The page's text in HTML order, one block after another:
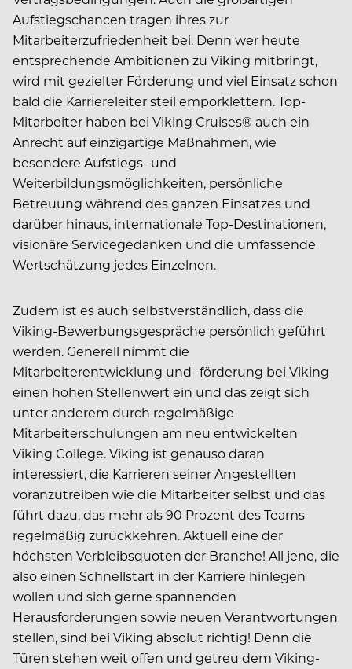
Aufstiegschancen tragen ihres zur
Mitarbeiterzufriedenheit bei. Denn wer heute
entsprechende Ambitionen zu Viking mitbringt,
wird mit gezielter Förderung und viel Einsatz schon
bald die Karriereleiter steil emporklettern. Top-
Mitarbeiter haben bei Viking Cruises® auch ein
Anrecht auf einzigartige Maßnahmen, wie
besondere Aufstiegs- und
Weiterbildungsmöglichkeiten, persönliche
Betreuung während des ganzen Einsatzes und
darüber hinaus, internationale Top-Destinationen,
visionäre Servicegedanken und die umfassende
Wertschätzung jedes Einzelnen.
Zudem ist es auch selbstverständlich, dass die
Viking-Bewerbungsgespräche persönlich geführt
werden. Generell nimmt die
Mitarbeiterentwicklung und -förderung bei Viking
einen hohen Stellenwert ein und das zeigt sich
unter anderem durch regelmäßige
Mitarbeiterschulungen am neu entwickelten
Viking College. Viking ist genauso daran
interessiert, die Karrieren seiner Angestellten
voranzutreiben wie die Mitarbeiter selbst und das
führt dazu, das mehr als 90 Prozent des Teams
regelmäßig zurückkehren. Aktuell eine der
höchsten Verbleibsquoten der Branche! All jene, die
also einen Schnellstart in der Karriere hinlegen
wollen und sich gerne spannenden
Herausforderungen sowie neuen Verantwortungen
stellen, sind bei Viking absolut richtig! Denn die
Türen stehen weit offen und getreu dem Viking-